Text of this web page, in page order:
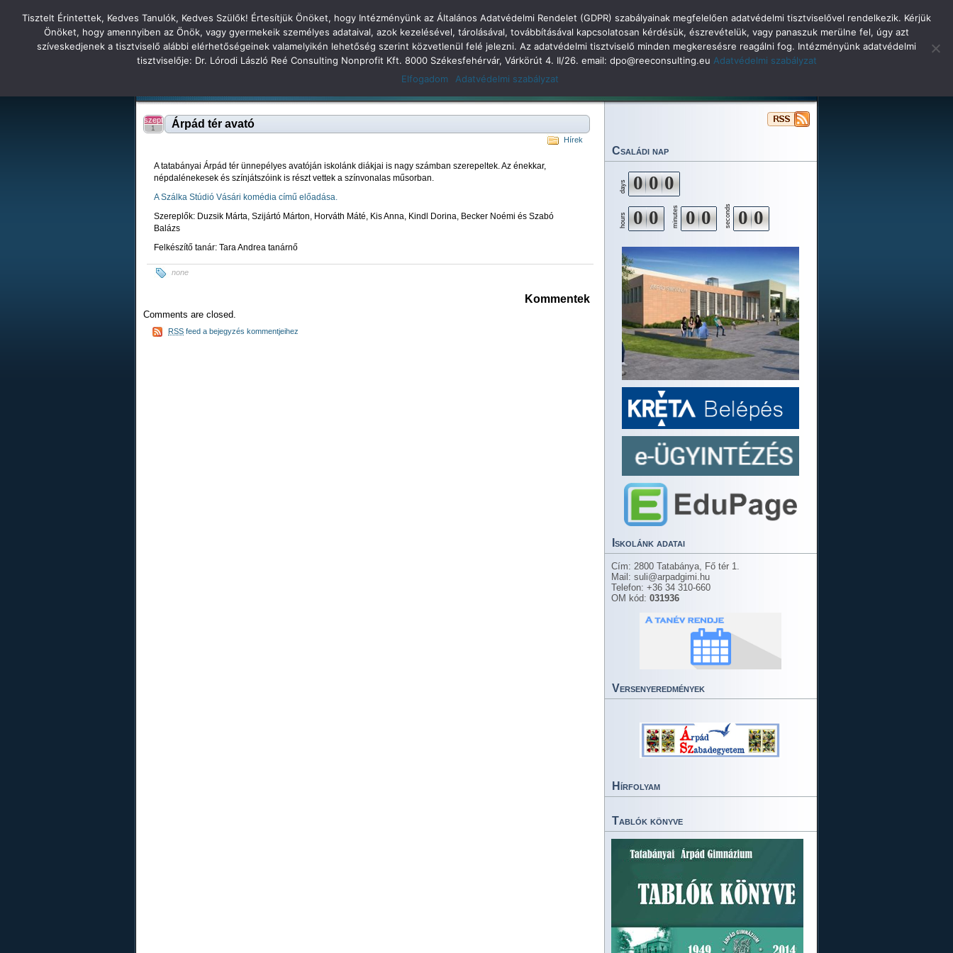
Főoldal Hírek Tudás Állandóság Gondolkodás
Tatabányai Árpád Gimnázium 2
Árpád tér avató
szept
1
Hírek
A tatabányai Árpád tér ünnepélyes avatóján iskolánk diákjai is nagy számban szerepeltek. Az énekkar,
népdalénekesek és színjátszóink is részt vettek a színvonalas műsorban.
A Szálka Stúdió Vásári komédia című előadása.
Szereplők: Duzsik Márta, Szijártó Márton, Horváth Máté, Kis Anna, Kindl Dorina, Becker Noémi és Szabó
Balázs
Felkészítő tanár: Tara Andrea tanárnő
none
Kommentek
Comments are closed.
RSS feed a bejegyzés kommentjeihez
Tatabányai Árpád Gimnázium 2
Családi nap
days 0 0 0
hours 0 0 minutes 0 0 seconds 0 0
Iskolánk adatai
Cím: 2800 Tatabánya, Fő tér 1.
Mail: suli@arpadgimi.hu
Telefon: +36 34 310-660
OM kód: 031936
Versenyeredmények
Hírfolyam
Tablók könyve
Tisztelt Érintettek, Kedves Tanulók, Kedves Szülők! Értesítjük Önöket, hogy Intézményünk az Általános Adatvédelmi Rendelet (GDPR) szabályainak megfelelően adatvédelmi tisztviselővel rendelkezik. Kérjük
Önöket, hogy amennyiben az Önök, vagy gyermekeik személyes adataival, azok kezelésével, tárolásával, továbbításával kapcsolatosan kérdésük, észrevételük, vagy panaszuk merülne fel, úgy azt
szíveskedjenek a tisztviselő alábbi elérhetőségeinek valamelyikén lehetőség szerint közvetlenül felé jelezni. Az adatvédelmi tisztviselő minden megkeresésre reagálni fog. Intézményünk adatvédelmi
tisztviselője: Dr. Lórodi László Reé Consulting Nonprofit Kft. 8000 Székesfehérvár, Várkörút 4. II/26. email: dpo@reeconsulting.eu Adatvédelmi szabályzat
Elfogadom
Adatvédelmi szabályzat